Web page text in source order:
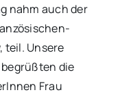
nahm auch der
teil. Unsere
die
Frau